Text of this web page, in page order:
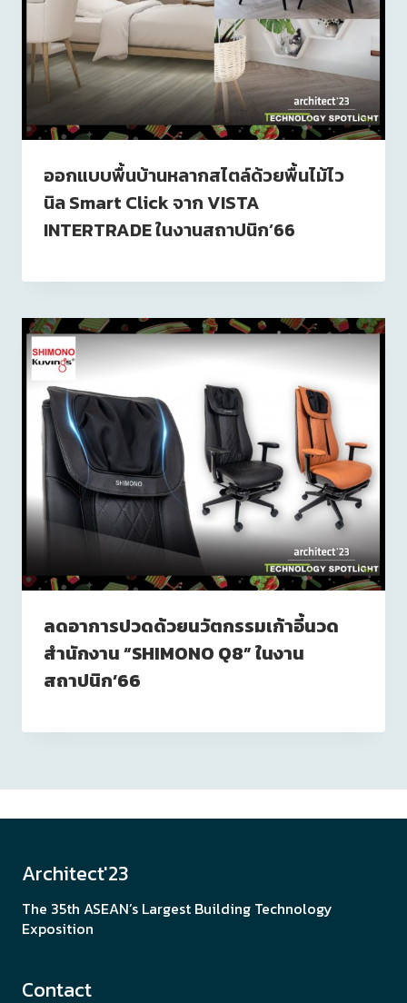
ออกแบบพื้นบ้านหลากสไตล์ด้วยพื้นไม้ไว
นิล Smart Click จาก VISTA
INTERTRADE ในงานสถาปนิก’66
ลดอาการปวดด้วยนวัตกรรมเก้าอี้นวด
สำนักงาน “SHIMONO Q8” ในงาน
สถาปนิก’66
Architect'23
The 35th ASEAN’s Largest Building Technology
Exposition
Contact